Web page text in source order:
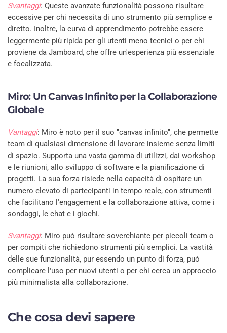
Svantaggi: Queste avanzate funzionalità possono risultare
eccessive per chi necessita di uno strumento più semplice e
diretto. Inoltre, la curva di apprendimento potrebbe essere
leggermente più ripida per gli utenti meno tecnici o per chi
proviene da Jamboard, che offre un'esperienza più essenziale
e focalizzata.
Miro: Un Canvas Infinito per la Collaborazione
Globale
Vantaggi: Miro è noto per il suo "canvas infinito", che permette
team di qualsiasi dimensione di lavorare insieme senza limiti
di spazio. Supporta una vasta gamma di utilizzi, dai workshop
e le riunioni, allo sviluppo di software e la pianificazione di
progetti. La sua forza risiede nella capacità di ospitare un
numero elevato di partecipanti in tempo reale, con strumenti
che facilitano l'engagement e la collaborazione attiva, come i
sondaggi, le chat e i giochi.
Svantaggi: Miro può risultare soverchiante per piccoli team o
per compiti che richiedono strumenti più semplici. La vastità
delle sue funzionalità, pur essendo un punto di forza, può
complicare l'uso per nuovi utenti o per chi cerca un approccio
più minimalista alla collaborazione.
Che cosa devi sapere